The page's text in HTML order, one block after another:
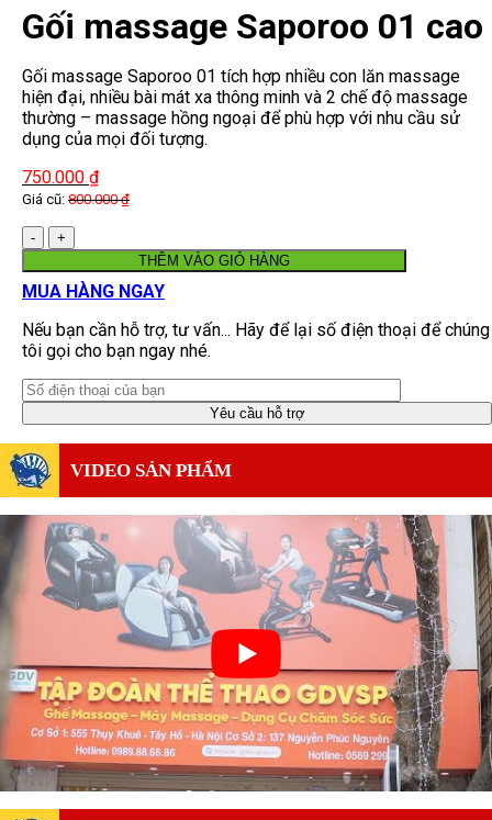
Gối massage Saporoo 01 cao
cấp Nhật Bản
Gối massage Saporoo 01 tích hợp nhiều con lăn massage
hiện đại, nhiều bài mát xa thông minh và 2 chế độ massage
thường – massage hồng ngoại để phù hợp với nhu cầu sử
dụng của mọi đối tượng.
750.000 ₫
Giá cũ: 800.000₫
Số
lượng
THÊM VÀO GIỎ HÀNG
MUA HÀNG NGAY
Nếu bạn cần hỗ trợ, tư vấn... Hãy để lại số điện thoại để chúng
tôi gọi cho bạn ngay nhé.
VIDEO SẢN PHẨM